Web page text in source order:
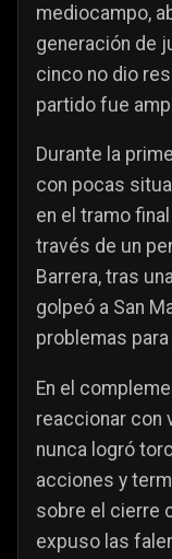
mediocampo,
generación de
cinco no dio
partido fue
Durante la
con pocas
en el tramo
través de un
Barrera, tras
golpeó a San
problemas
En el
reaccionar con
nunca logró
acciones y
sobre el cierre
expuso las